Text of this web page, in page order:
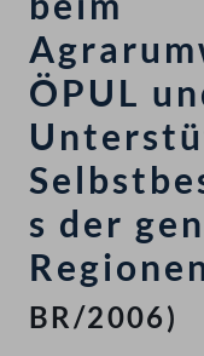
ÖPUL
s der
BR/2006)